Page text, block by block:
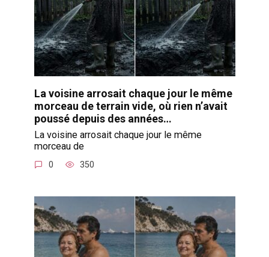
La voisine arrosait chaque jour le même
morceau de terrain vide, où rien n’avait
poussé depuis des années…
La voisine arrosait chaque jour le même
morceau de
0 350